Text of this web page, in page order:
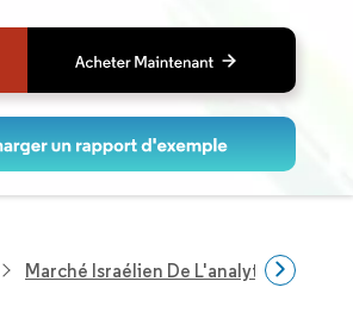
Marché Israélien De L'analytique